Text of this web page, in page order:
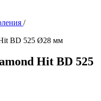
/
BD 525 Ø28 мм
Hit BD 525